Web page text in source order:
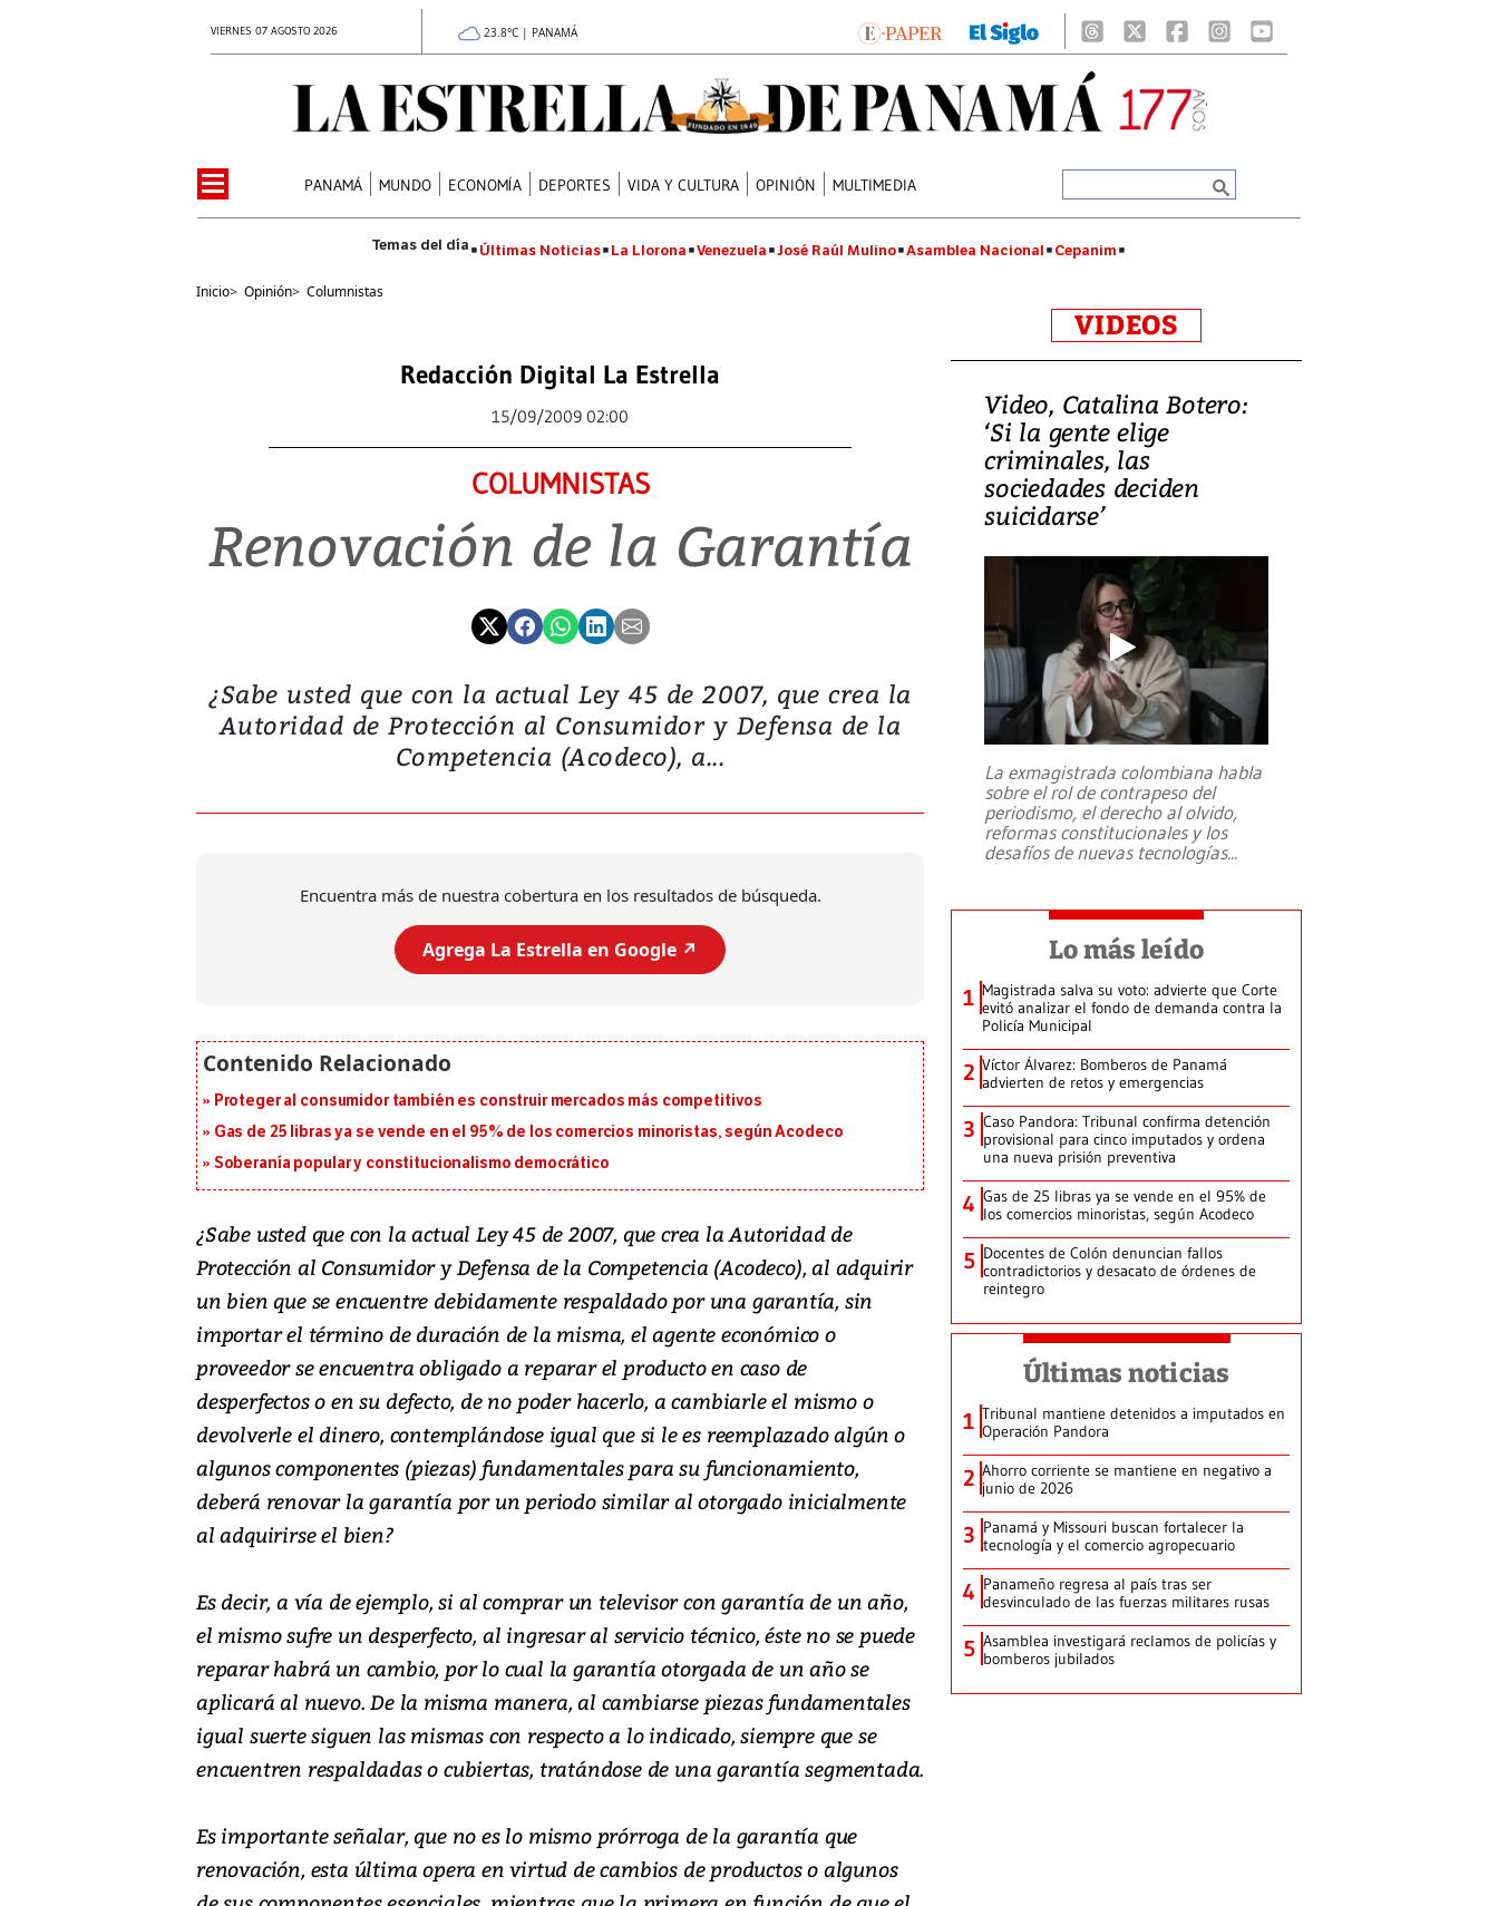
VIERNES 07 AGOSTO 2026 23.8°C | PANAMÁ
PANAMÁ MUNDO ECONOMÍA DEPORTES VIDA Y CULTURA OPINIÓN MULTIMEDIA
Últimas Noticias La Llorona Venezuela José Raúl Mulino Asamblea Nacional Cepanim
Inicio> Opinión> Columnistas
Redacción Digital La Estrella
15/09/2009 02:00
COLUMNISTAS
Renovación de la Garantía
¿Sabe usted que con la actual Ley 45 de 2007, que crea la
Autoridad de Protección al Consumidor y Defensa de la
Competencia (Acodeco), a...
Encuentra más de nuestra cobertura en los resultados de búsqueda.
Agrega La Estrella en Google ↗️
Proteger al consumidor también es construir mercados más competitivos
Gas de 25 libras ya se vende en el 95% de los comercios minoristas, según Acodeco
Soberanía popular y constitucionalismo democrático
¿Sabe usted que con la actual Ley 45 de 2007, que crea la Autoridad de
Protección al Consumidor y Defensa de la Competencia (Acodeco), al adquirir
un bien que se encuentre debidamente respaldado por una garantía, sin
importar el término de duración de la misma, el agente económico o
proveedor se encuentra obligado a reparar el producto en caso de
desperfectos o en su defecto, de no poder hacerlo, a cambiarle el mismo o
devolverle el dinero, contemplándose igual que si le es reemplazado algún o
algunos componentes (piezas) fundamentales para su funcionamiento,
deberá renovar la garantía por un periodo similar al otorgado inicialmente
al adquirirse el bien?
Es decir, a vía de ejemplo, si al comprar un televisor con garantía de un año,
el mismo sufre un desperfecto, al ingresar al servicio técnico, éste no se puede
reparar habrá un cambio, por lo cual la garantía otorgada de un año se
aplicará al nuevo. De la misma manera, al cambiarse piezas fundamentales
igual suerte siguen las mismas con respecto a lo indicado, siempre que se
encuentren respaldadas o cubiertas, tratándose de una garantía segmentada.
Es importante señalar, que no es lo mismo prórroga de la garantía que
renovación, esta última opera en virtud de cambios de productos o algunos
VIDEOS
Video, Catalina Botero:
‘Si la gente elige
criminales, las
sociedades deciden
suicidarse’
La exmagistrada colombiana habla
sobre el rol de contrapeso del
periodismo, el derecho al olvido,
reformas constitucionales y los
desafíos de nuevas tecnologías...
Lo más leído
1 Magistrada salva su voto: advierte que Corte
evitó analizar el fondo de demanda contra la
Policía Municipal
2 Víctor Álvarez: Bomberos de Panamá
advierten de retos y emergencias
3 Caso Pandora: Tribunal confirma detención
provisional para cinco imputados y ordena
una nueva prisión preventiva
4 Gas de 25 libras ya se vende en el 95% de
los comercios minoristas, según Acodeco
5 Docentes de Colón denuncian fallos
contradictorios y desacato de órdenes de
reintegro
Últimas noticias
1 Tribunal mantiene detenidos a imputados en
Operación Pandora
2 Ahorro corriente se mantiene en negativo a
junio de 2026
3 Panamá y Missouri buscan fortalecer la
tecnología y el comercio agropecuario
4 Panameño regresa al país tras ser
desvinculado de las fuerzas militares rusas
5 Asamblea investigará reclamos de policías y
bomberos jubilados